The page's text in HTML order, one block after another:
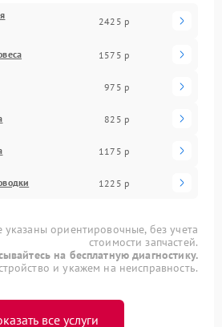
2425 р
1575 р
975 р
825 р
1175 р
1225 р
указаны ориентировочные, без учета
стоимости запчастей.
на бесплатную диагностику.
и укажем на неисправность.
все услуги